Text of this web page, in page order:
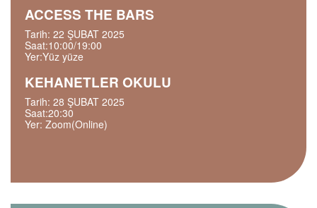
ACCESS THE BARS
Tarih: 22 ŞUBAT 2025
Saat:10:00/19:00
Yer:Yüz yüze
KEHANETLER OKULU
Tarih: 28 ŞUBAT 2025
Saat:20:30
Yer: Zoom(Online)